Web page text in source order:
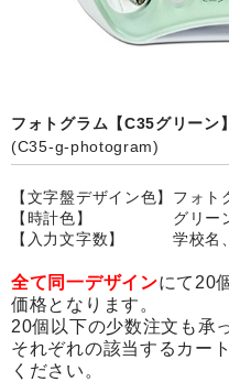
メロディ時計(個別)
制服メモリー
お絵かきギャラリー
自作オリジナル時計
園や先生への贈り物
卒業記念品
フォトグラム【C35グリーン】
(C35-g-photogram)
【文字盤デザイン色】フォト
【時計色】 グリー
【入力文字数】 学校名
全て同一デザインにて20
価格となります。
20個以下の少数注文も承
それぞれの該当するカー
ください。